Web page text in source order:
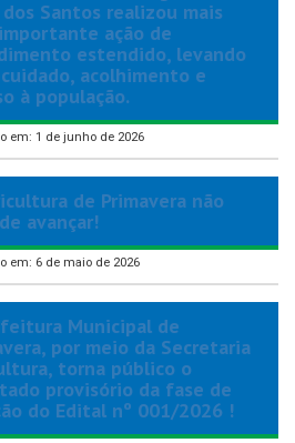
Santos realizou mais
ação de
estendido, levando
acolhimento e
à população.
em: 1 de junho de 2026
de Primavera não
avançar!
em: 6 de maio de 2026
Municipal de
por meio da Secretaria
torna público o
provisório da fase de
do Edital nº 001/2026 !